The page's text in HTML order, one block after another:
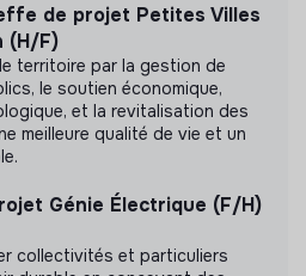
de projet Petites Villes
(H/F)
territoire par la gestion de
le soutien économique,
et la revitalisation des
meilleure qualité de vie et un
Génie Électrique (F/H)
collectivités et particuliers